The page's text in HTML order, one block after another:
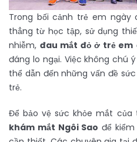
Trong bối cảnh trẻ em ngày
thẳng từ học tập, sử dụng
nhiễm, đau mắt đỏ ở trẻ em
đáng lo ngại. Việc không chú
thể dẫn đến những vấn đề
trẻ.
Để bảo vệ sức khỏe mắt của
khám mắt Ngôi Sao để